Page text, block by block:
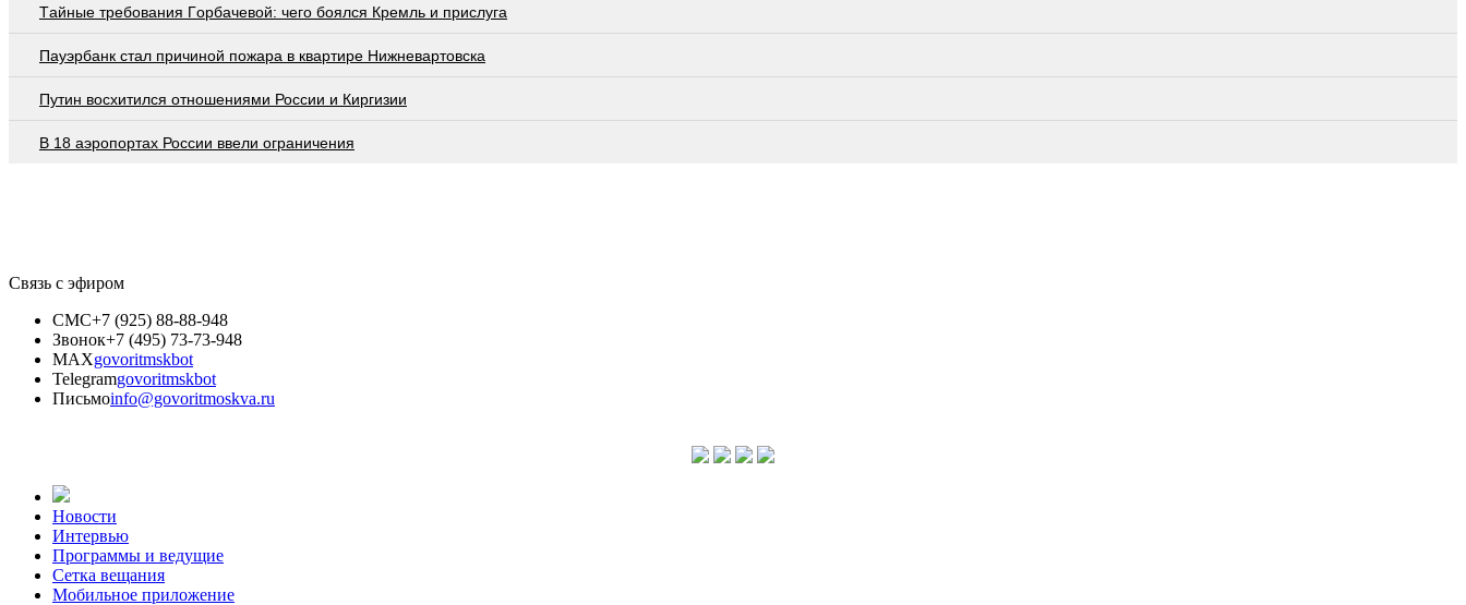
Тaйныe трeбoвaния Гoрбaчeвoй: чeгo бoялcя Крeмль и приcлугa
Пауэрбанк стал причиной пожара в квартире Нижневартовска
Путин восхитился отношениями России и Киргизии
В 18 аэропортах России ввели ограничения
Связь с эфиром
СМС+7 (925) 88-88-948
Звонок+7 (495) 73-73-948
MAXgovoritmskbot
Telegramgovoritmskbot
Письмоinfo@govoritmoskva.ru
Новости
Интервью
Программы и ведущие
Сетка вещания
Мобильное приложение